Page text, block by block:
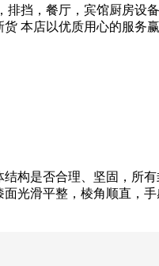
挡，餐厅，宾馆厨房
本店以优质用心的服务
构是否合理、坚固，所
光滑平整，棱角顺直，手